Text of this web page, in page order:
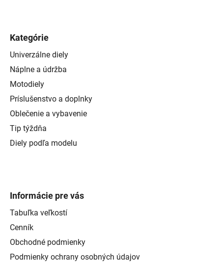
Kategórie
Univerzálne diely
Náplne a údržba
Motodiely
Príslušenstvo a doplnky
Oblečenie a vybavenie
Tip týždňa
Diely podľa modelu
Informácie pre vás
Tabuľka veľkostí
Cenník
Obchodné podmienky
Podmienky ochrany osobných údajov